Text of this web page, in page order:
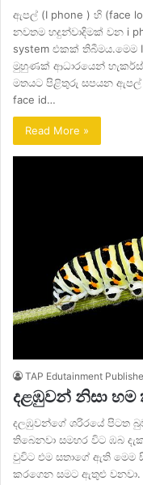
ඇපල් (I phone ) හි (face
නවතම හදුන්වාදිමක් වන i
system එකක් තිබීමය.මෙම I
මුහුණක් ආධාරයෙන්
මතයට පිළිතුරු සපයන ඇපල්
face id…
Read More »
TAP Edutainment
දළඹුවන් නිසා
දලඹුවන්ගේ ශරිරයේ පිටත
තිබෙනවා සමහර විට ඹබ
වුවිට එම සතාගේ ඇති මෙම
කරගෙන සමට ඇතුළු